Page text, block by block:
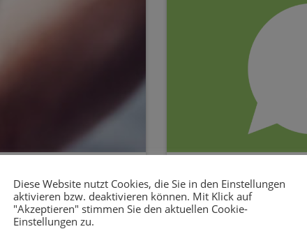
für Österreich
2026 Wo bekommt man
THG-Quote:
Auch in Österreich ist es
Auto Geld zu verdienen.
Diese Website nutzt Cookies, die Sie in den Einstellungen
aktivieren bzw. deaktivieren können. Mit Klick auf
"Akzeptieren" stimmen Sie den aktuellen Cookie-
Einstellungen zu.